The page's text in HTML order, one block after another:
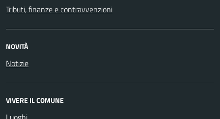
Tributi, finanze e contravvenzioni
NOVITÀ
Notizie
VIVERE IL COMUNE